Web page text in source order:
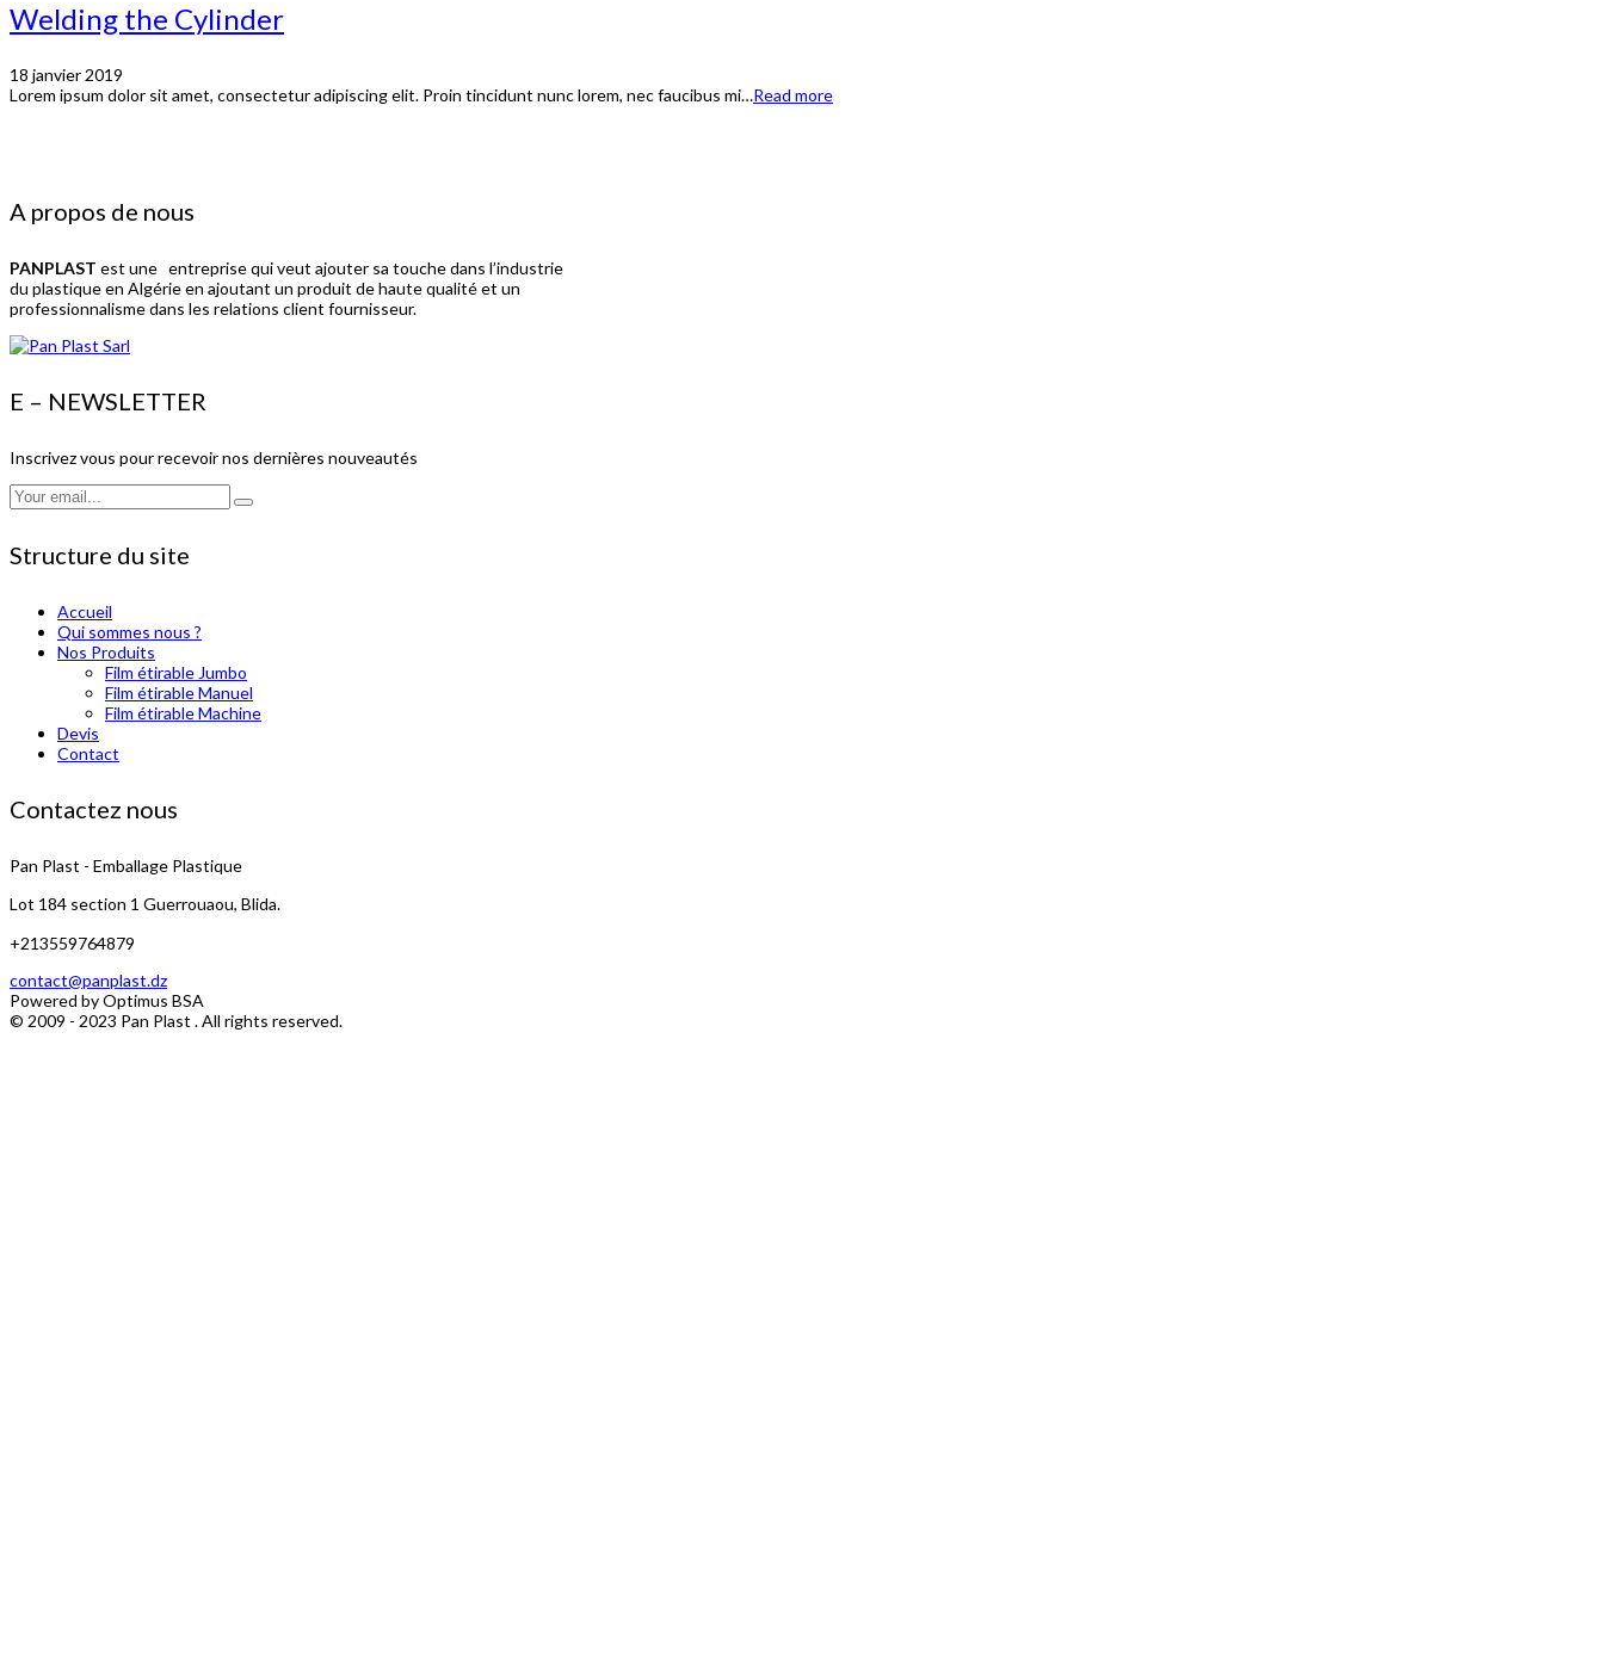
Welding the Cylinder
18 janvier 2019
Lorem ipsum dolor sit amet, consectetur adipiscing elit. Proin tincidunt nunc lorem, nec faucibus mi…Read more
A propos de nous
PANPLAST est une entreprise qui veut ajouter sa touche dans l’industrie
du plastique en Algérie en ajoutant un produit de haute qualité et un
professionnalisme dans les relations client fournisseur.
E – NEWSLETTER
Inscrivez vous pour recevoir nos dernières nouveautés
Structure du site
Accueil
Qui sommes nous ?
Nos Produits
Film étirable Jumbo
Film étirable Manuel
Film étirable Machine
Devis
Contact
Contactez nous
Pan Plast - Emballage Plastique
Lot 184 section 1 Guerrouaou, Blida.
+213559764879
contact@panplast.dz
Powered byOptimus BSA
© 2009 - 2023 Pan Plast . All rights reserved.